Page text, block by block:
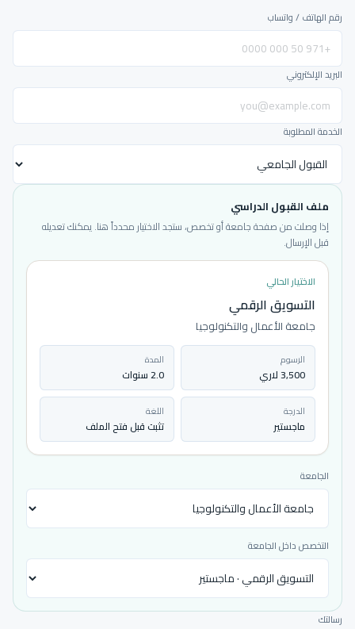
رقم الهاتف / واتساب
البريد الإلكتروني
الخدمة المطلوبة
ملف القبول الدراسي
إذا وصلت من صفحة جامعة أو تخصص، ستجد الاختيار محدداً هنا. يمكنك تعديله
قبل الإرسال.
الاختيار الحالي
التسويق الرقمي
جامعة الأعمال والتكنولوجيا
الرسوم
3,500 لاري
المدة
2.0 سنوات
الدرجة
ماجستير
اللغة
تثبت قبل فتح الملف
الجامعة
التخصص داخل الجامعة
رسالتك